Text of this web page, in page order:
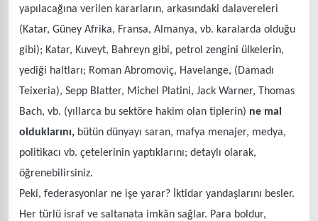
yapılacağına verilen kararların, arkasındaki dalavereleri
(Katar, Güney Afrika, Fransa, Almanya, vb. karalarda olduğu
gibi); Katar, Kuveyt, Bahreyn gibi, petrol zengini ülkelerin,
yediği haltları; Roman Abromoviç, Havelange, (Damadı
Teixeria), Sepp Blatter, Michel Platini, Jack Warner, Thomas
Bach, vb. (yıllarca bu sektöre hakim olan tiplerin) ne mal
olduklarını, bütün dünyayı saran, mafya menajer, medya,
politikacı vb. çetelerinin yaptıklarını; detaylı olarak,
öğrenebilirsiniz.
Peki, federasyonlar ne işe yarar? İktidar yandaşlarını besler.
Her türlü israf ve saltanata imkân sağlar. Para boldur,